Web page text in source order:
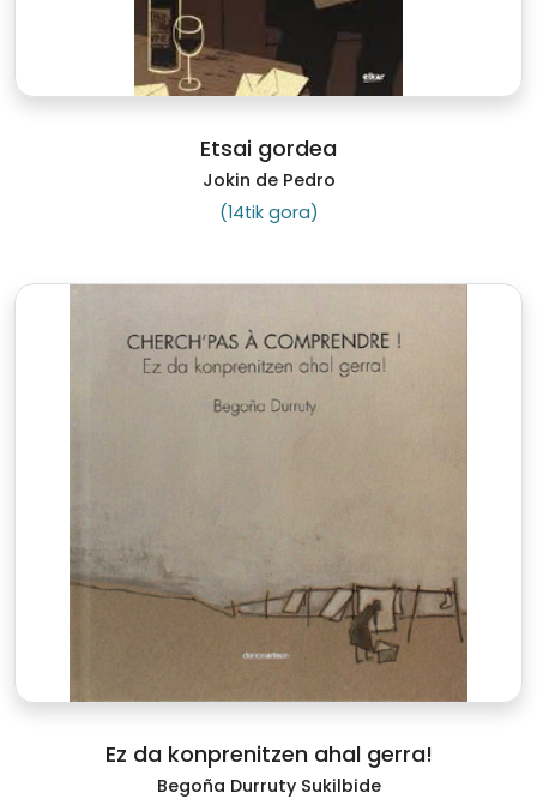
Etsai gordea
Jokin de Pedro
(14tik gora)
Ez da konprenitzen ahal gerra!
Begoña Durruty Sukilbide